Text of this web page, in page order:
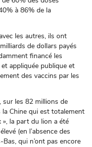
à 86% de la
les autres, ils ont
de dollars payés
financé les
appliquée publique et
des vaccins par les
sur les 82 millions de
Chine qui est totalement
», la part du lion a été
(en l’absence des
qui n’ont pas encore